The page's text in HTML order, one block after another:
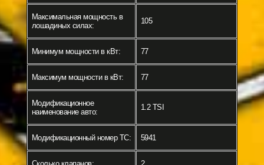
Максимальная мощность в
лошадиных силах:
105
Минимум мощности в кВт: 77
Максимум мощности в кВт: 77
Модификационное
наименование авто:
1.2 TSI
Модификационный номер ТС: 5941